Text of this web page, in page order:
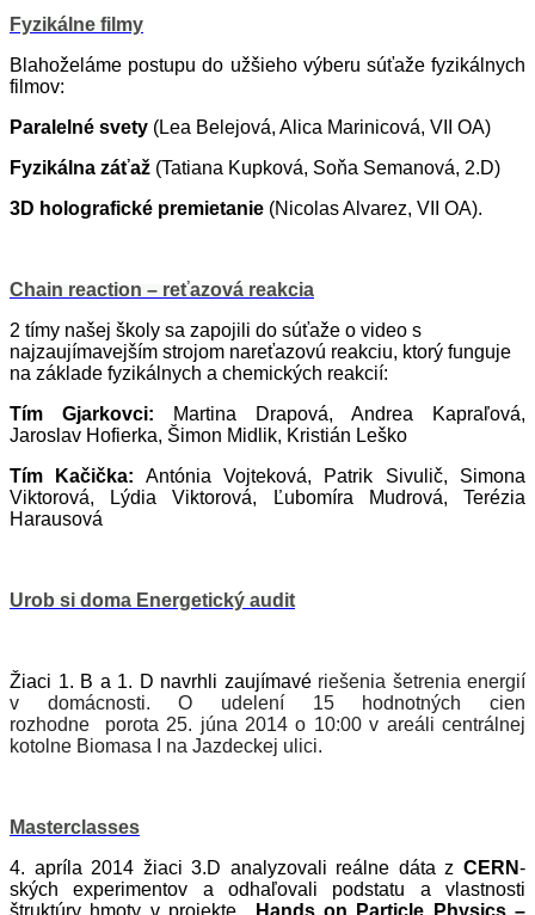
Fyzikálne filmy
Blahoželáme postupu do užšieho výberu súťaže fyzikálnych
filmov:
Paralelné svety (Lea Belejová, Alica Marinicová, VII OA)
Fyzikálna záťaž (Tatiana Kupková, Soňa Semanová, 2.D)
3D holografické premietanie (Nicolas Alvarez, VII OA).
Chain reaction – reťazová reakcia
2 tímy našej školy sa zapojili do súťaže o video s
najzaujímavejším strojom nareťazovú reakciu, ktorý funguje
na základe fyzikálnych a chemických reakcií:
Tím Gjarkovci: Martina Drapová, Andrea Kapraľová,
Jaroslav Hofierka, Šimon Midlik, Kristián Leško
Tím Kačička: Antónia Vojteková, Patrik Sivulič, Simona
Viktorová, Lýdia Viktorová, Ľubomíra Mudrová, Terézia
Harausová
Urob si doma Energetický audit
Žiaci 1. B a 1. D navrhli zaujímavé riešenia šetrenia energií
v domácnosti. O udelení 15 hodnotných cien
rozhodne porota 25. júna 2014 o 10:00 v areáli centrálnej
kotolne Biomasa I na Jazdeckej ulici.
Masterclasses
4. apríla 2014 žiaci 3.D analyzovali reálne dáta zCERN-
ských experimentov a odhaľovali podstatu a vlastnosti